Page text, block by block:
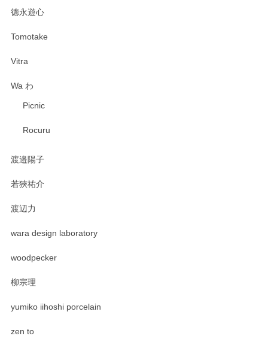
徳永遊心
Tomotake
Vitra
Wa わ
Picnic
Rocuru
渡邉陽子
若狹祐介
渡辺力
wara design laboratory
woodpecker
柳宗理
yumiko iihoshi porcelain
zen to